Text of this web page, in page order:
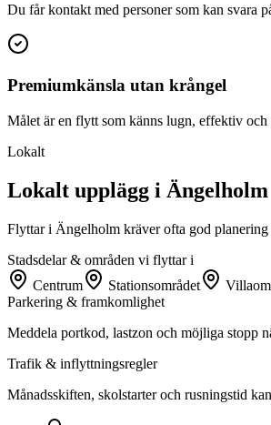
Du får kontakt med personer som kan svara
Premiumkänsla utan krångel
Målet är en flytt som känns lugn, effektiv
Lokalt
Lokalt upplägg i Ängelholm
Flyttar i Ängelholm kräver ofta god
Stadsdelar & områden vi flyttar i
Centrum
Stationsområdet
Parkering & framkomlighet
Meddela portkod, lastzon och möjliga stopp
Trafik & inflyttningsregler
Månadsskiften, skolstarter och rusningstid